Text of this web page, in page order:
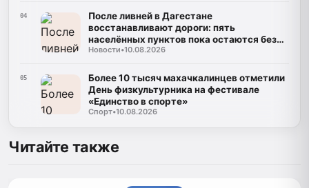
04
После ливней в Дагестане
восстанавливают дороги: пять
населённых пунктов пока остаются без
транспортного сообщения
Новости•10.08.2026
05
Более 10 тысяч махачкалинцев отметили
День физкультурника на фестивале
«Единство в спорте»
Спорт•10.08.2026
Читайте также